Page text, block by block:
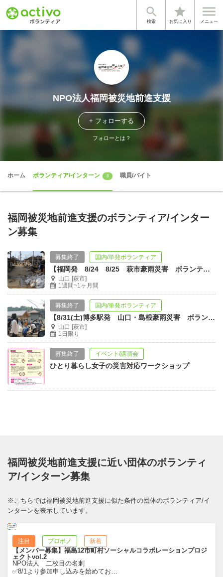

検索
star
お気に入り

メニュー
NPO法人福岡被災地前進支援
+ フォローする
フォローとは？
ホーム ボランティア/インターン 3 職員/バイト
福岡被災地前進支援のボランティア/インター
ン募集
募集終了 国内/単発ボランティア
【福岡発 8/24 8/25 萩市豪雨災害 ボランティア募集！】
山口 [萩市]
1週間~1ヶ月間
募集終了 国内/単発ボランティア
【8/31(土)博多駅発 山口・島根豪雨災害 ボランティア大募集！】
山口 [萩市]
1日限り
募集終了 イベント/講演会
ひとり暮らし女子の災害対応ワークショップ
福岡被災地前進支援に近い団体のボランティ
ア/インターン募集
※こちらでは福岡被災地前進支援に似た条件の団体のボランティア/イ
ンターンを表示しています。
注目 プロボノ 新着
【メンバー募集】福島12市町村ソーシャルコラボレーションプロジ
ェクトvol.2
NPO法人 二枚目の名刺
✅8/1より参加申し込みを始めてお…